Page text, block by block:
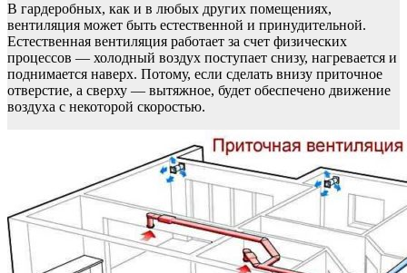
В гардеробных, как и в любых других помещениях,
вентиляция может быть естественной и принудительной.
Естественная вентиляция работает за счет физических
процессов — холодный воздух поступает снизу, нагревается и
поднимается наверх. Потому, если сделать внизу приточное
отверстие, а сверху — вытяжное, будет обеспечено движение
воздуха с некоторой скоростью.